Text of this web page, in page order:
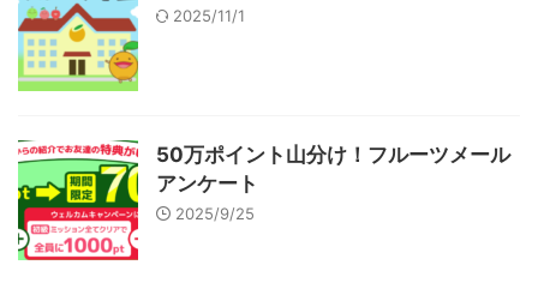
2025/11/1
50万ポイント山分け！フルーツメール
アンケート
2025/9/25